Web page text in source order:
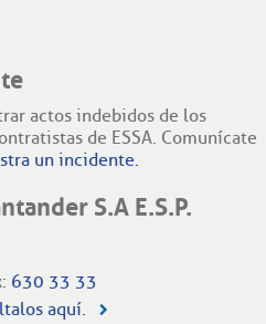
actos indebidos de los
de ESSA. Comunícate
un incidente.
S.A E.S.P.
630 33 33
aquí.